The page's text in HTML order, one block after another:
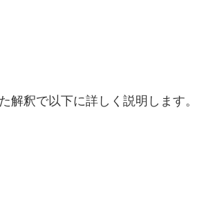
解釈で以下に詳しく説明します。